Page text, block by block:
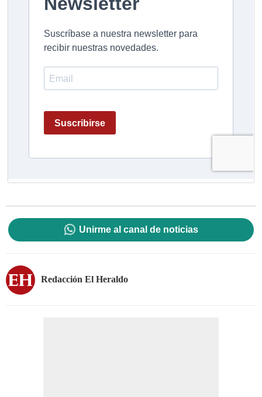
Unirme al canal de noticias
Redacción El Heraldo